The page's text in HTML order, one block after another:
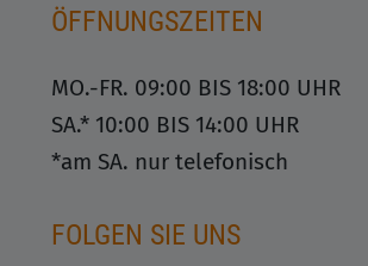
ÖFFNUNGSZEITEN
MO.-FR. 09:00 BIS 18:00 UHR
SA.* 10:00 BIS 14:00 UHR
*am SA. nur telefonisch
FOLGEN SIE UNS